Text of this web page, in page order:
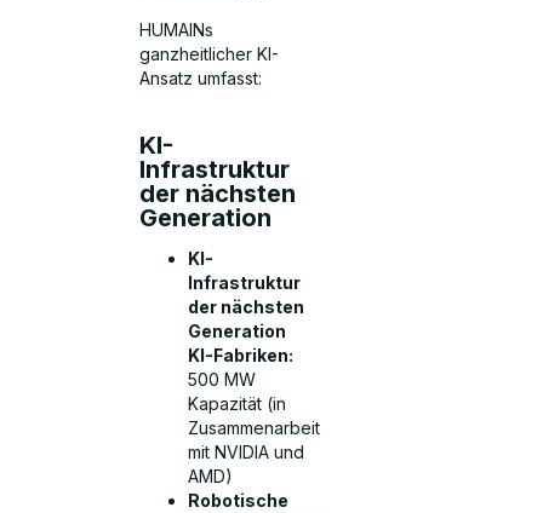
HUMAINs
ganzheitlicher KI-
Ansatz umfasst:
KI-
Infrastruktur
der nächsten
Generation
KI-
Infrastruktur
der nächsten
Generation
KI-Fabriken:
500 MW
Kapazität (in
Zusammenarbeit
mit NVIDIA und
AMD)
Robotische